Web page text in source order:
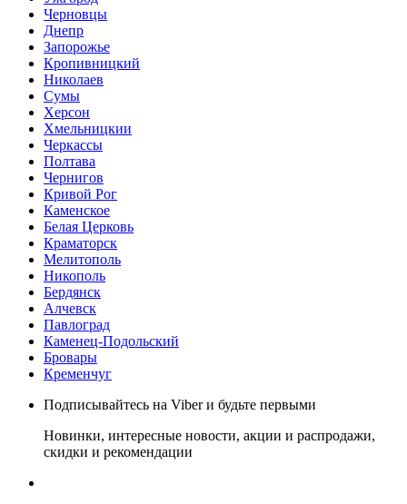
Черновцы
Днепр
Запорожье
Кропивницкий
Николаев
Сумы
Херсон
Хмельницкии
Черкассы
Полтава
Чернигов
Кривой Рог
Каменское
Белая Церковь
Краматорск
Мелитополь
Никополь
Бердянск
Алчевск
Павлоград
Каменец-Подольский
Бровары
Кременчуг
Подписывайтесь на Viber и будьте первыми
Новинки, интересные новости, акции и распродажи,
скидки и рекомендации